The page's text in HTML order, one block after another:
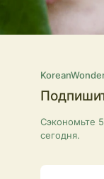
Сэкономьте
сегодня.